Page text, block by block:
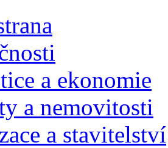
a ekonomie
a nemovitosti
a stavitelství